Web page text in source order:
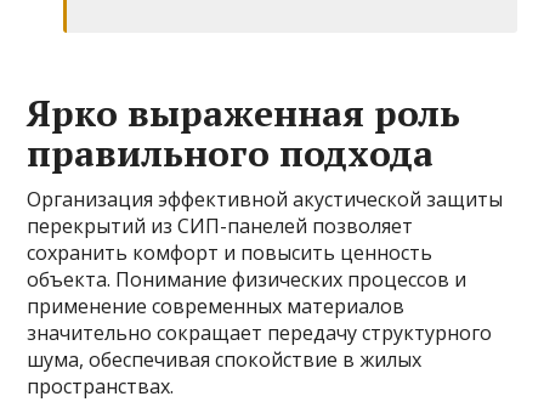
Ярко выраженная роль
правильного подхода
Организация эффективной акустической защиты
перекрытий из СИП-панелей позволяет
сохранить комфорт и повысить ценность
объекта. Понимание физических процессов и
применение современных материалов
значительно сокращает передачу структурного
шума, обеспечивая спокойствие в жилых
пространствах.